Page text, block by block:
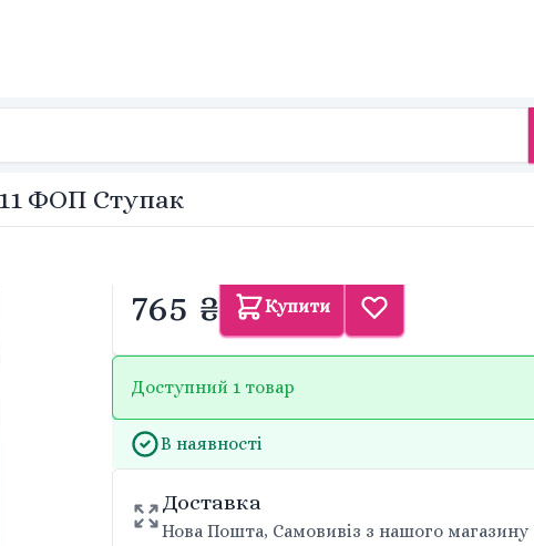
ФОП Ступак
765 ₴ Купити
Доступний 1 товар
В наявності
Доставка
Нова Пошта, Самовивіз з нашого магазину